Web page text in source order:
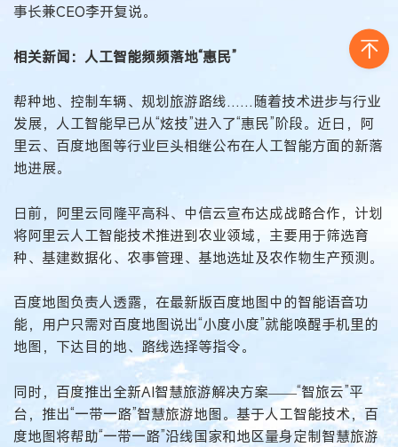
事长兼CEO李开复说。
相关新闻：人工智能频频落地“惠民”
帮种地、控制车辆、规划旅游路线……随着技术进步与行业
发展，人工智能早已从“炫技”进入了“惠民”阶段。近日，阿
里云、百度地图等行业巨头相继公布在人工智能方面的新落
地进展。
日前，阿里云同隆平高科、中信云宣布达成战略合作，计划
将阿里云人工智能技术推进到农业领域，主要用于筛选育
种、基建数据化、农事管理、基地选址及农作物生产预测。
百度地图负责人透露，在最新版百度地图中的智能语音功
能，用户只需对百度地图说出“小度小度”就能唤醒手机里的
地图，下达目的地、路线选择等指令。
同时，百度推出全新AI智慧旅游解决方案——“智旅云”平
台，推出“一带一路”智慧旅游地图。基于人工智能技术，百
度地图将帮助“一带一路”沿线国家和地区量身定制智慧旅游